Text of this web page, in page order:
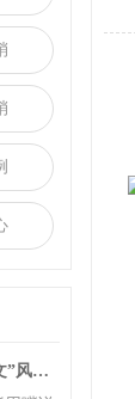
妙笔生花”“说写作文”风靡全球